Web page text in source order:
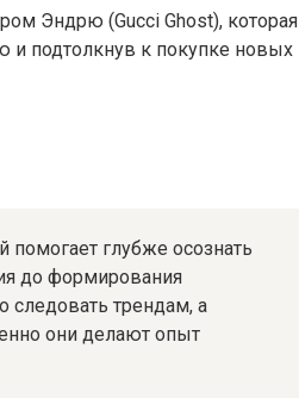
Эндрю (Gucci Ghost), которая
и подтолкнув к покупке новых
глубже осознать
до формирования
следовать трендам, а
они делают опыт